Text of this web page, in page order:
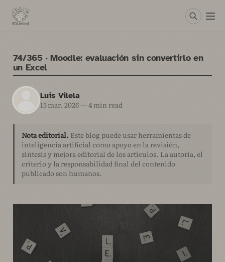
74/365 · Moodle: evaluación sin convertirlo en
un Excel
Luis Vilela
15 mar. 2026—4 min read
Nota editorial. Este blog puede usar herramientas de
inteligencia artificial como apoyo en la revisión,
síntesis y mejora editorial de los artículos. La autoría, el
criterio y la responsabilidad final del contenido
publicado son humanos.